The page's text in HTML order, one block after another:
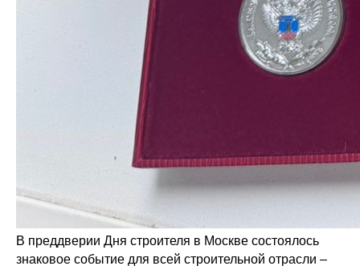
В преддверии Дня строителя в Москве состоялось
знаковое событие для всей строительной отрасли –